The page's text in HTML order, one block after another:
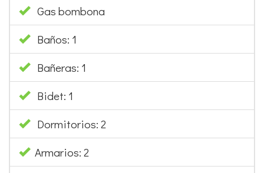
Gas bombona
Baños: 1
Bañeras: 1
Bidet: 1
Dormitorios: 2
Armarios: 2